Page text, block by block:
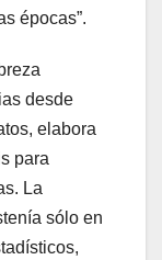
épocas”.
desde
elabora
para
La
sólo en